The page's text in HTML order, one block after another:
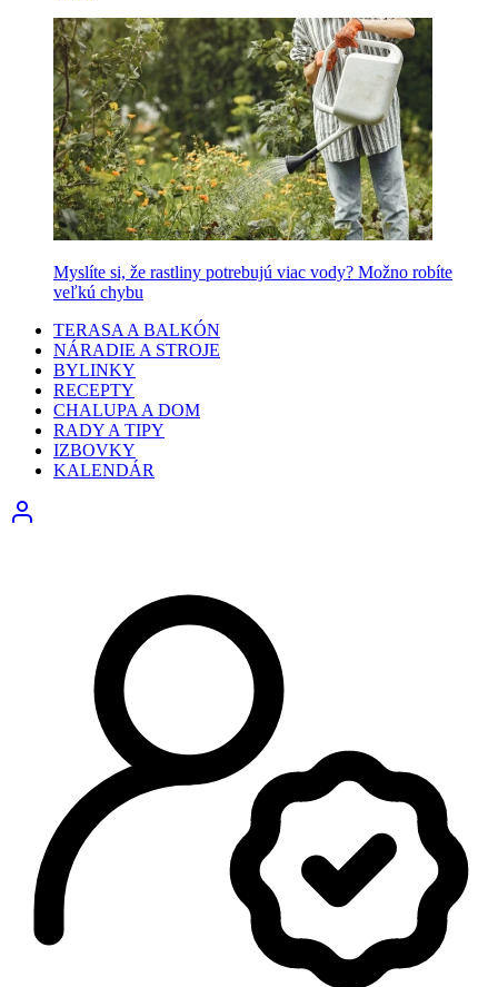
Myslíte si, že rastliny potrebujú viac vody? Možno robíte
veľkú chybu
TERASA A BALKÓN
NÁRADIE A STROJE
BYLINKY
RECEPTY
CHALUPA A DOM
RADY A TIPY
IZBOVKY
KALENDÁR